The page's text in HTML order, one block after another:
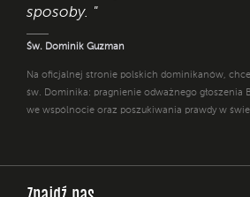
sposoby. "
Św. Dominik Guzman
Na oficjalnej stronie polskich dominikanów,
św. Dominika: pragnienie odważnego głoszenia
we wspólnocie oraz poszukiwania prawdy w